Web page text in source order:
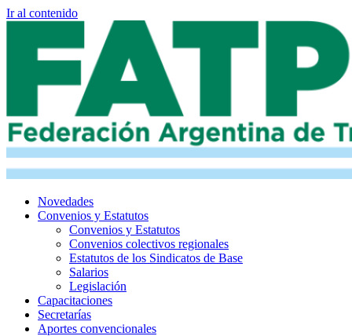
Ir al contenido
Novedades
Convenios y Estatutos
Convenios y Estatutos
Convenios colectivos regionales
Estatutos de los Sindicatos de Base
Salarios
Legislación
Capacitaciones
Secretarías
Aportes convencionales